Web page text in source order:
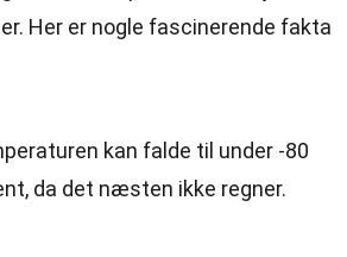
Her er nogle fascinerende fakta
kan falde til under -80
da det næsten ikke regner.